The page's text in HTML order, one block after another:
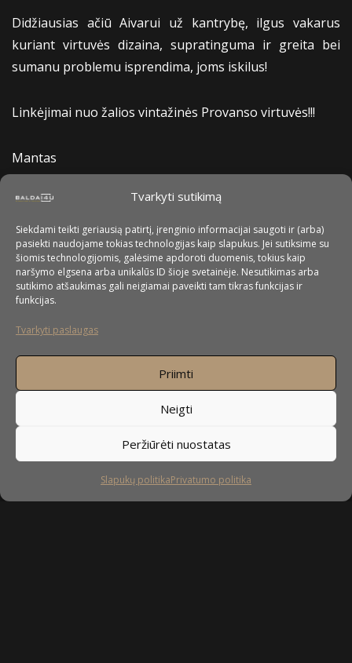
Tvarkyti sutikimą
Siekdami teikti geriausią patirtį, įrenginio informacijai saugoti ir (arba)
pasiekti naudojame tokias technologijas kaip slapukus. Jei sutiksime su
šiomis technologijomis, galėsime apdoroti duomenis, tokius kaip
naršymo elgsena arba unikalūs ID šioje svetainėje. Nesutikimas arba
sutikimo atšaukimas gali neigiamai paveikti tam tikras funkcijas ir
funkcijas.
Tvarkyti paslaugas
Priimti
Neigti
Peržiūrėti nuostatas
Slapukų politikaPrivatumo politika
Didžiausias ačiū Aivarui už kantrybę, ilgus vakarus
kuriant virtuvės dizaina, supratinguma ir greita bei
sumanu problemu isprendima, joms iskilus!
Linkėjimai nuo žalios vintažinės Provanso virtuvės!!!
Mantas
Sekite mus